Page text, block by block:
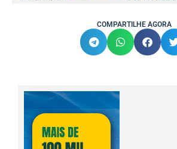
COMPARTILHE AGORA